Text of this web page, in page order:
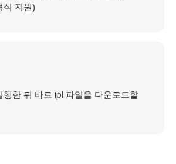
식 지원)
행한 뒤 바로 ipl 파일을 다운로드할